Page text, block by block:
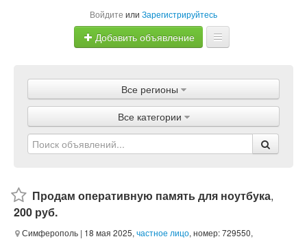
Войдите или Зарегистрируйтесь
Добавить объявление
Объявления
Магазины
Услуги
Все регионы
Все категории
Продам оперативную память для ноутбука,
200 руб.
Симферополь | 18 мая 2025, частное лицо, номер: 729550,